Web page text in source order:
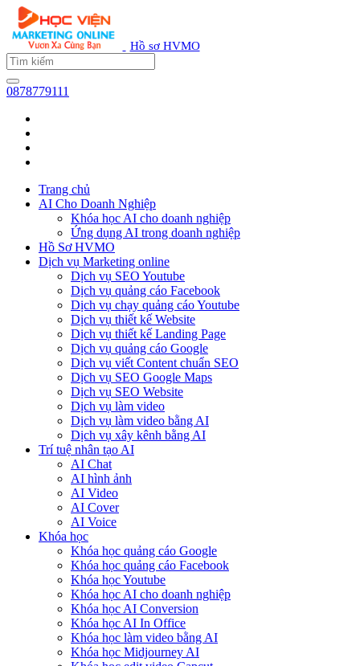
Hồ sơ HVMO
0878779111
Trang chủ
AI Cho Doanh Nghiệp
Khóa học AI cho doanh nghiệp
Ứng dụng AI trong doanh nghiệp
Hồ Sơ HVMO
Dịch vụ Marketing online
Dịch vụ SEO Youtube
Dịch vụ quảng cáo Facebook
Dịch vụ chạy quảng cáo Youtube
Dịch vụ thiết kế Website
Dịch vụ thiết kế Landing Page
Dịch vụ quảng cáo Google
Dịch vụ viết Content chuẩn SEO
Dịch vụ SEO Google Maps
Dịch vụ SEO Website
Dịch vụ làm video
Dịch vụ làm video bằng AI
Dịch vụ xây kênh bằng AI
Trí tuệ nhân tạo AI
AI Chat
AI hình ảnh
AI Video
AI Cover
AI Voice
Khóa học
Khóa học quảng cáo Google
Khóa học quảng cáo Facebook
Khóa học Youtube
Khóa học AI cho doanh nghiệp
Khóa học AI Conversion
Khóa học AI In Office
Khóa học làm video bằng AI
Khóa học Midjourney AI